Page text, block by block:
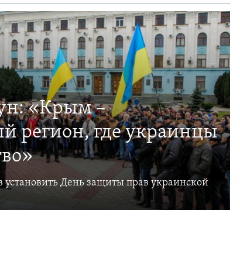
«Крым –
регион, где украинцы
установить День защиты прав украинской